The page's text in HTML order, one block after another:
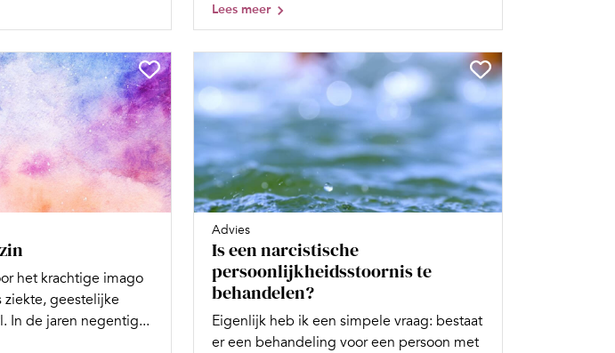
Lees meer
het krachtige imago
ziekte, geestelijke
In de jaren negentig...
Advies
Is een narcistische
persoonlijkheidsstoornis te
behandelen?
Eigenlijk heb ik een simpele vraag: bestaat
er een behandeling voor een persoon met